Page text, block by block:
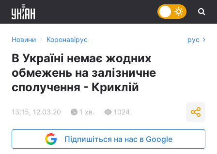
Новини › Коронавірус рус
В Україні немає жодних
обмежень на залізничне
сполучення - Криклій
13:15, 12.03.20 1 хв. 1024
Підпишіться на нас в Google